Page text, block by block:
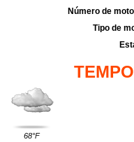
Número de
Tipo de
68°F